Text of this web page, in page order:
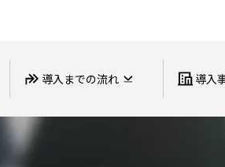
ダクト トップ
ズオン）二要素認証ソリ
導入までの流れ 導入